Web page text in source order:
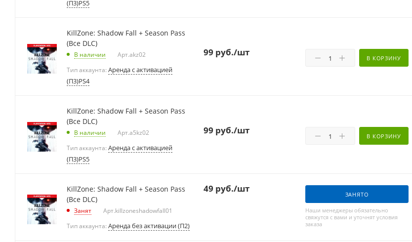
(П3)PS5
KillZone: Shadow Fall + Season Pass
(Все DLC)
В наличии Арт.akz02
Тип аккаунта: Аренда с активацией
(П3)PS4
99 руб./шт
В КОРЗИНУ
KillZone: Shadow Fall + Season Pass
(Все DLC)
В наличии Арт.a5kz02
Тип аккаунта: Аренда с активацией
(П3)PS5
99 руб./шт
В КОРЗИНУ
KillZone: Shadow Fall + Season Pass
(Все DLC)
Занят Арт.killzoneshadowfall01
Тип аккаунта: Аренда без активации (П2)
49 руб./шт
ЗАНЯТО
Наши менеджеры обязательно
свяжутся с вами и уточнят условия
заказа